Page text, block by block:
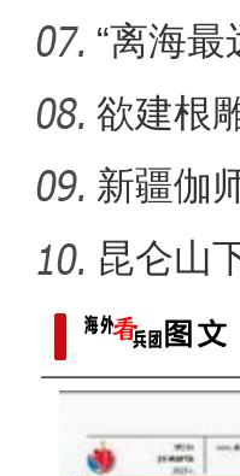
实
在？
“离海最
欲建根
朽木？
新疆伽
出
昆仑山